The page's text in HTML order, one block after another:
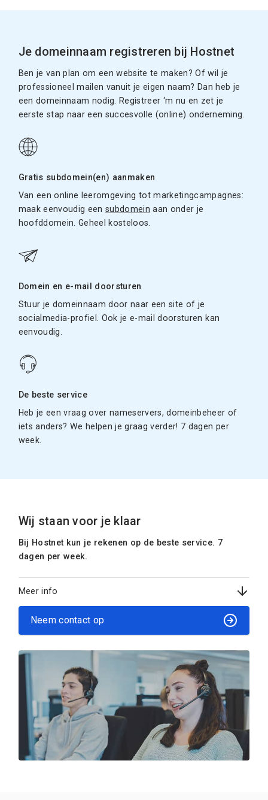
Je domeinnaam registreren bij Hostnet
Ben je van plan om een website te maken? Of wil je
professioneel mailen vanuit je eigen naam? Dan heb je
een domeinnaam nodig. Registreer ‘m nu en zet je
eerste stap naar een succesvolle (online) onderneming.
Gratis subdomein(en) aanmaken
Van een online leeromgeving tot marketingcampagnes:
maak eenvoudig eensubdomein aan onder je
hoofddomein. Geheel kosteloos.
Domein en e-mail doorsturen
Stuur je domeinnaam door naar een site of je
socialmedia-profiel. Ook je e-mail doorsturen kan
eenvoudig.
De beste service
Heb je een vraag over nameservers, domeinbeheer of
iets anders? We helpen je graag verder! 7 dagen per
week.
Wij staan voor je klaar
Bij Hostnet kun je rekenen op de beste service. 7
dagen per week.
Meer info
Neem contact op